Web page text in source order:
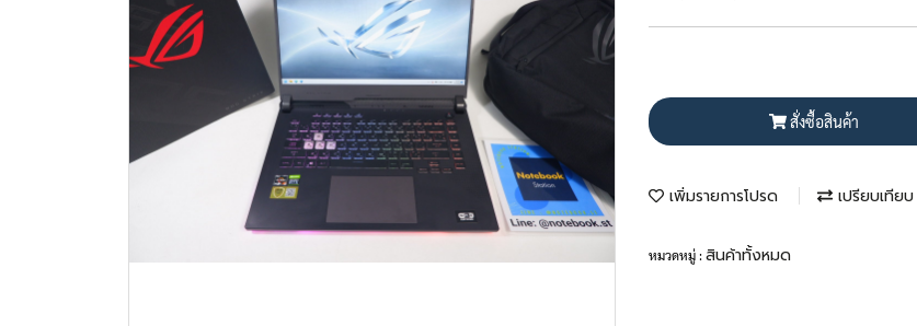
สั่งซื้อสินค้า
เพิ่มรายการโปรด เปรียบเทียบ
หมวดหมู่ :สินค้าทั้งหมด